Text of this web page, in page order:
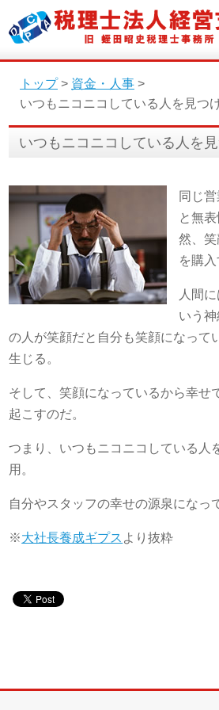
トップ> 資金・人事 >
いつもニコニコしている人を見つ
いつもニコニコしている人を
同じ
と無
然、
を購入
人間
いう
の人が笑顔だと自分も笑顔になって
生じる。
そして、笑顔になっているから幸せ
起こすのだ。
つまり、いつもニコニコしている人
用。
自分やスタッフの幸せの源泉になっ
※大社長養成ギプス より抜粋